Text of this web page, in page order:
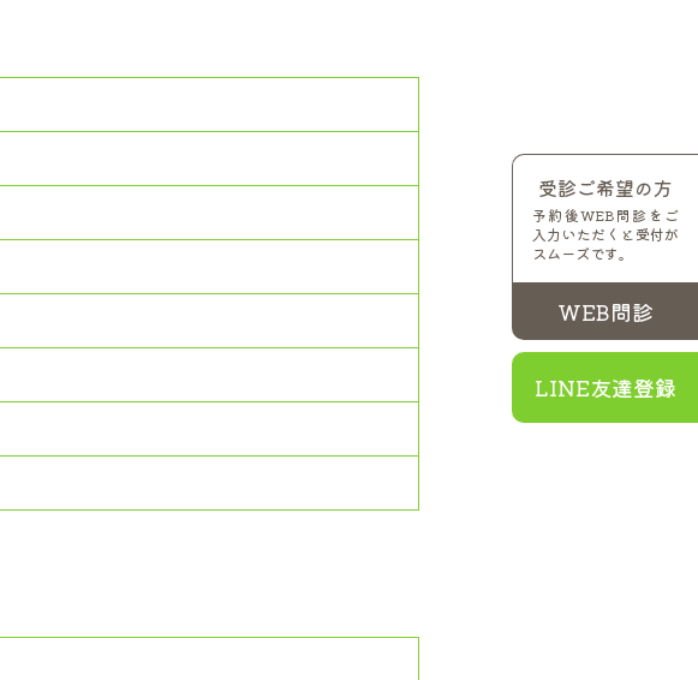
受診ご希望の方
予約後WEB問診をご
入力いただくと受付が
スムーズです。
WEB問診
LINE友達登録